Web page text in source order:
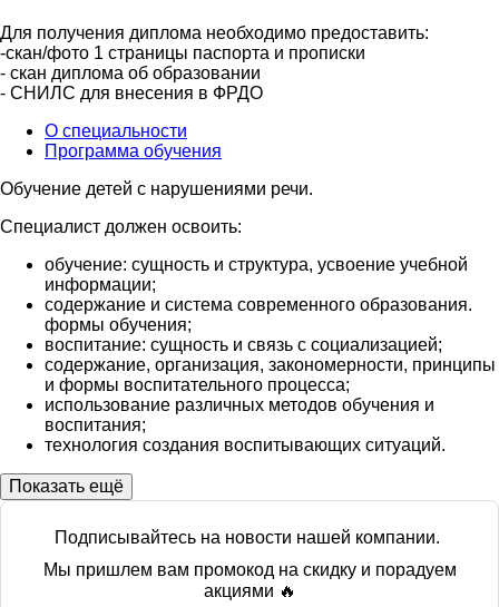
Для получения диплома необходимо предоставить:
-скан/фото 1 страницы паспорта и прописки
- скан диплома об образовании
- СНИЛС для внесения в ФРДО
О специальности
Программа обучения
Обучение детей с нарушениями речи.
Специалист должен освоить:
обучение: сущность и структура, усвоение учебной
информации;
содержание и система современного образования.
формы обучения;
воспитание: сущность и связь с социализацией;
содержание, организация, закономерности, принципы
и формы воспитательного процесса;
использование различных методов обучения и
воспитания;
технология создания воспитывающих ситуаций.
Показать ещё
Подписывайтесь на новости нашей компании.
Мы пришлем вам промокод на скидку и порадуем
акциями 🔥